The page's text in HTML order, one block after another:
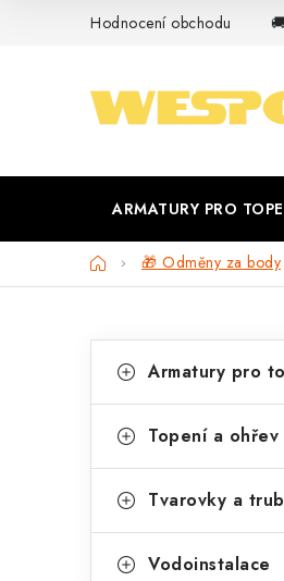
Hodnocení obchodu
ARMATURY PRO
Domů🎁 Odměny za body
o
t
r
kategorie
a
e
o
Armatury pro
Topení a ohřev
Tvarovky a
Vodoinstalace